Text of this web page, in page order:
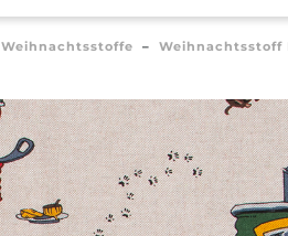
Weihnachtsstoffe Weihnachtsstoff